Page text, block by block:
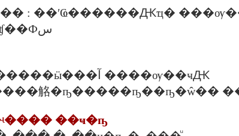
: ��ʹҨ������Ԫҵ�
�ç��þѲ�����ʧ��Фس
���Ѵ��� : �Ҩ�����ӹ���آ ����ѹ��ҹԪ
��ҹ�ҧ